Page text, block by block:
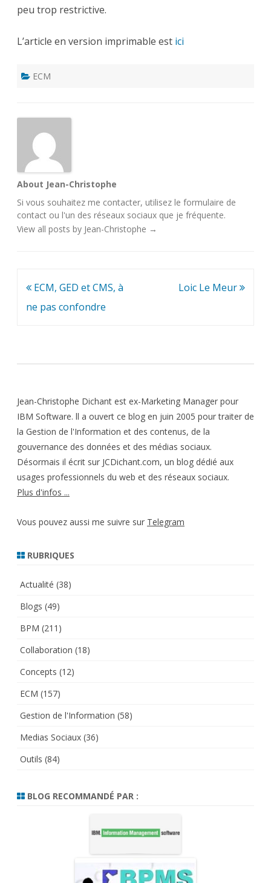
peu trop restrictive.
L’article en version imprimable est ici
ECM
About Jean-Christophe
Si vous souhaitez me contacter, utilisez le formulaire de
contact ou l'un des réseaux sociaux que je fréquente.
View all posts by Jean-Christophe →
Navigation
de
ECM, GED et CMS, à
ne pas confondre
Loic Le Meur
Jean-Christophe Dichant est ex-Marketing Manager pour
IBM Software. ll a ouvert ce blog en juin 2005 pour traiter de
la Gestion de l'Information et des contenus, de la
gouvernance des données et des médias sociaux.
Désormais il écrit sur JCDichant.com, un blog dédié aux
usages professionnels du web et des réseaux sociaux.
Plus d'infos ...
Vous pouvez aussi me suivre sur Telegram
RUBRIQUES
Actualité (38)
Blogs (49)
BPM (211)
Collaboration (18)
Concepts (12)
ECM (157)
Gestion de l'Information (58)
Medias Sociaux (36)
Outils (84)
BLOG RECOMMANDÉ PAR :